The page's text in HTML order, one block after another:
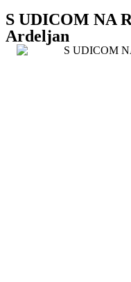
S UDICOM NA
Ardeljan